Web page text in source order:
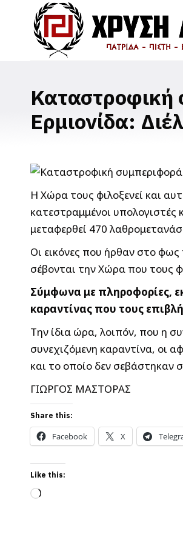
Καταστροφική
Ερμιονίδα:
Η Χώρα τους φιλοξενεί και
κατεστραμμένοι υπολογιστές
μεταφερθεί 470
Οι εικόνες που ήρθαν στο
σέβονται την Χώρα που τους
Σύμφωνα με πληροφορίες,
καραντίνας που τους
Την ίδια ώρα, λοιπόν, που η
συνεχιζόμενη καραντίνα, οι
και το οποίο δεν σεβάστηκαν
ΓΙΩΡΓΟΣ ΜΑΣΤΟΡΑΣ
Share this:
Facebook X
Like this:
Loading…